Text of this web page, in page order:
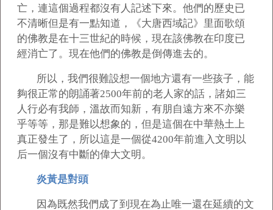
亡，連這個過程都沒有人記述下來。他們的歷史已
不清晰但是有一點知道，《大唐西域記》里面歌頌
的佛教是在十三世紀的時候，現在該佛教在印度已
經消亡了。現在他們的佛教是倒傳進去的。
所以，我們很難設想一個地方還有一些孩子，能
夠很正常的朗誦著2500年前的老人家的話，諸如三
人行必有我師，溫故而知新，有朋自遠方來不亦樂
乎等等，那是難以想象的，但是這個在中華熱土上
真正發生了，所以這是一個從4200年前進入文明以
后一個沒有中斷的偉大文明。
炎黃是對頭
因為既然我們成了到現在為止唯一還在延續的文